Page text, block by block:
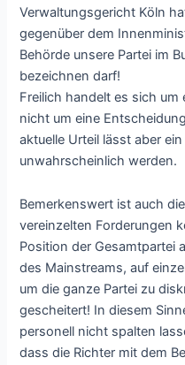
Verwaltungsgericht Köln
gegenüber dem
Behörde unsere Partei im
bezeichnen darf!
Freilich handelt es sich
nicht um eine
aktuelle Urteil lässt aber
unwahrscheinlich werden.
Bemerkenswert ist auch
vereinzelten Forderungen
Position der Gesamtpartei
des Mainstreams, auf
um die ganze Partei zu
gescheitert! In diesem
personell nicht spalten
dass die Richter mit dem